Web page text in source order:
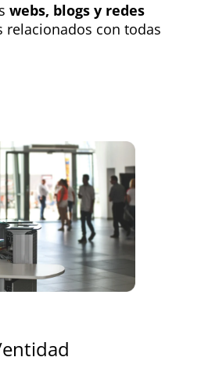
webs, blogs y redes
relacionados con todas